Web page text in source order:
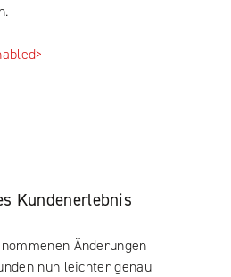
Kundenerlebnis
Änderungen
nun leichter genau